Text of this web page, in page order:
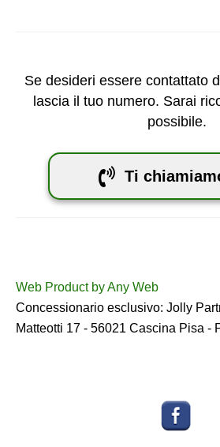
Se desideri essere contattato
lascia il tuo numero. Sarai
possibile.
Ti
Web Product byAny Web
Concessionario esclusivo: Jolly
Matteotti 17 - 56021 Cascina Pisa -